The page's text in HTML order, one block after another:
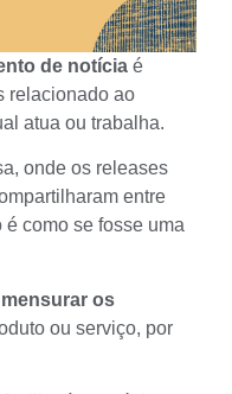
de notícia é
relacionado ao
atua ou trabalha.
onde os releases
entre
como se fosse uma
mensurar os
ou serviço, por